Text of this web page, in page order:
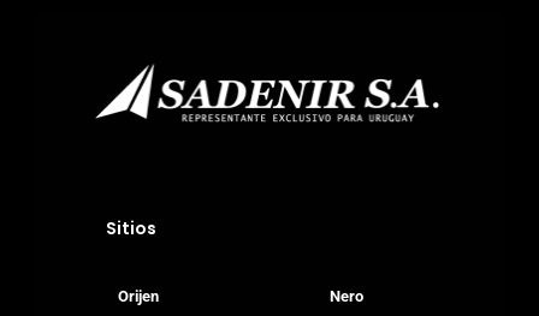
Sitios
Orijen Nero